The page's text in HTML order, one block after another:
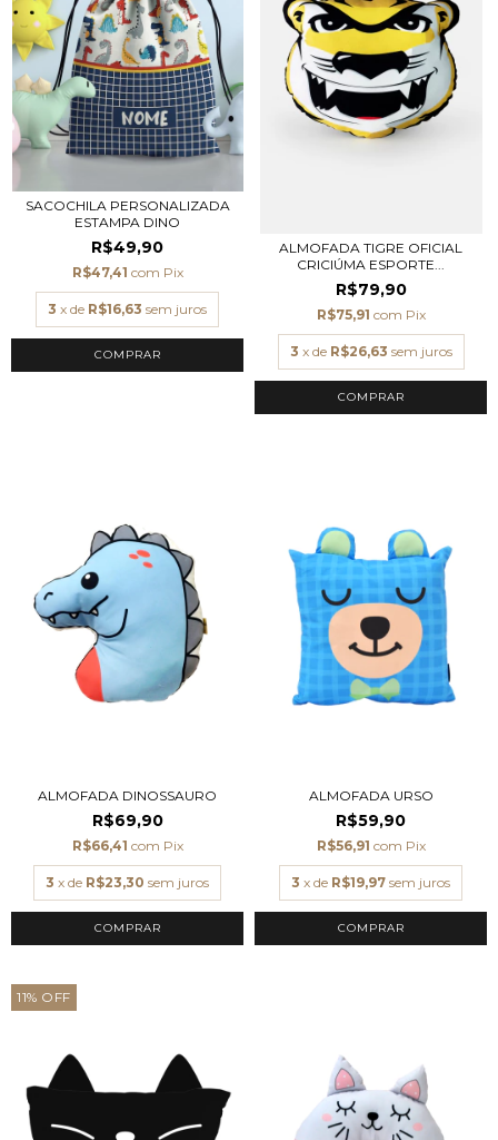
SACOCHILA PERSONALIZADA
ESTAMPA DINO
R$49,90
R$47,41 com Pix
3 x de R$16,63 sem juros
ALMOFADA TIGRE OFICIAL
CRICIÚMA ESPORTE...
R$79,90
R$75,91 com Pix
3 x de R$26,63 sem juros
ALMOFADA DINOSSAURO
R$69,90
R$66,41 com Pix
3 x de R$23,30 sem juros
COMPRAR
ALMOFADA URSO
R$59,90
R$56,91 com Pix
3 x de R$19,97 sem juros
COMPRAR
11% OFF